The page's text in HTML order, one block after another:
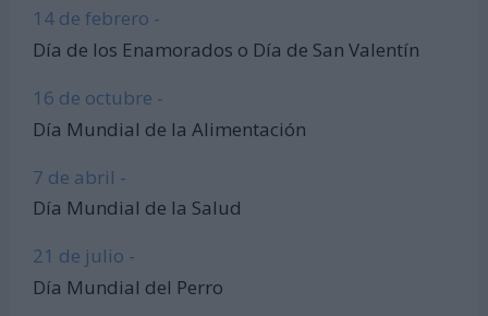
14 de febrero -
Día de los Enamorados o Día de San Valentín
16 de octubre -
Día Mundial de la Alimentación
7 de abril -
Día Mundial de la Salud
21 de julio -
Día Mundial del Perro